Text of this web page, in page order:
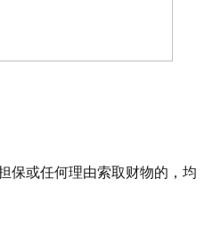
保或任何理由索取财物的，均